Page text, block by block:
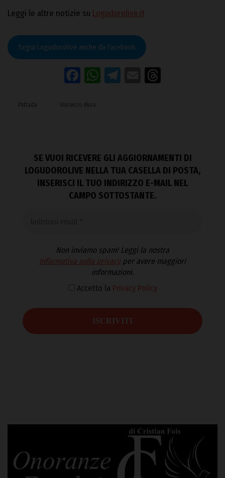
Leggi le altre notizie su Logudorolive.it
Segui Logudorolive anche da Facebook
Facebook
WhatsApp
Telegram
Email
Pattada Vincenzo Mura
SE VUOI RICEVERE GLI AGGIORNAMENTI DI
LOGUDOROLIVE NELLA TUA CASELLA DI POSTA,
INSERISCI IL TUO INDIRIZZO E-MAIL NEL
CAMPO SOTTOSTANTE.
Non inviamo spam! Leggi la nostra
Informativa sulla privacyper avere maggiori
informazioni.
Accetto la Privacy Policy